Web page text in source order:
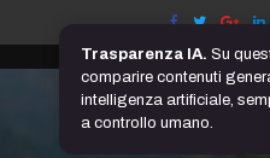
Trasparenza IA. Su
comparire contenuti
intelligenza artificiale,
a controllo umano.